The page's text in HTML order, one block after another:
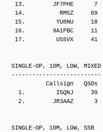
13.        JF7PHE      7
14.          RM5Z     69
15.         YU8NU     18
16.        9A1FBC     11
17.         US5VX     41
SINGLE-OP, 10M, LOW, MIXED
--------------------------
Callsign   QSOs  Points
1.         I5QNJ     39
2.        JR3AAZ      3
SINGLE-OP, 10M, LOW, SSB